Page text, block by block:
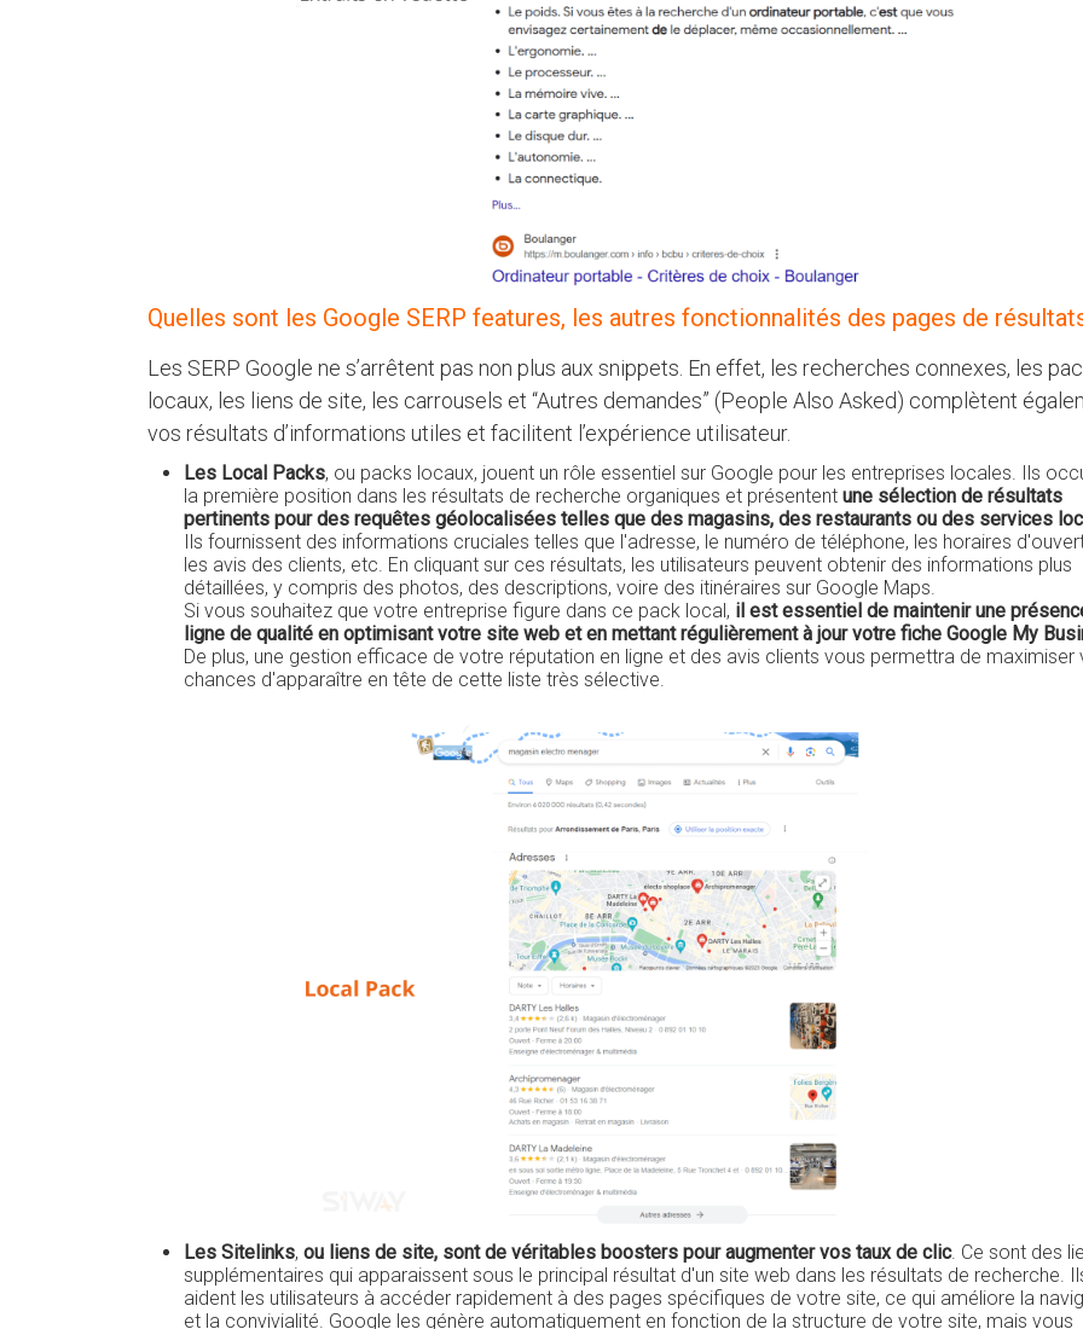
Quelles sont les Google SERP features, les autres fonctionnalités des pages de
Les SERP Google ne s’arrêtent pas non plus aux snippets. En effet, les recherches connexes, les
locaux, les liens de site, les carrousels et “Autres demandes” (People Also Asked) complètent
vos résultats d’informations utiles et facilitent l’expérience utilisateur.
Les Local Packs, ou packs locaux, jouent un rôle essentiel sur Google pour les entreprises locales. Ils
la première position dans les résultats de recherche organiques et présentent une sélection de résultats
pertinents pour des requêtes géolocalisées telles que des magasins, des restaurants ou des services
Ils fournissent des informations cruciales telles que l'adresse, le numéro de téléphone, les horaires
les avis des clients, etc. En cliquant sur ces résultats, les utilisateurs peuvent obtenir des informations plus
détaillées, y compris des photos, des descriptions, voire des itinéraires sur Google Maps.
Si vous souhaitez que votre entreprise figure dans ce pack local, il est essentiel de maintenir une
ligne de qualité en optimisant votre site web et en mettant régulièrement à jour votre fiche Google My
De plus, une gestion efficace de votre réputation en ligne et des avis clients vous permettra de maximiser
chances d'apparaître en tête de cette liste très sélective.
Les Sitelinks, ou liens de site, sont de véritables boosters pour augmenter vos taux de clic. Ce sont des
supplémentaires qui apparaissent sous le principal résultat d'un site web dans les résultats de recherche.
aident les utilisateurs à accéder rapidement à des pages spécifiques de votre site, ce qui améliore la
et la convivialité. Google les génère automatiquement en fonction de la structure de votre site, mais vous